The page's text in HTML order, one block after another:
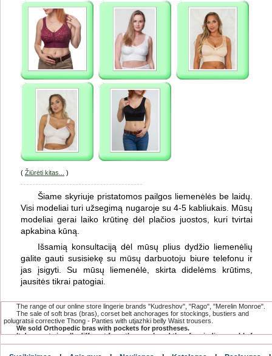
( Žiūrėti kitas... )
Šiame skyriuje pristatomos pailgos liemenėlės be laidų.
Visi modeliai turi užsegimą nugaroje su 4-5 kabliukais. Mūsų
modeliai gerai laiko krūtinę dėl plačios juostos, kuri tvirtai
apkabina kūną.
Išsamią konsultaciją dėl mūsų plius dydžio liemenėlių
galite gauti susisiekę su mūsų darbuotoju biure telefonu ir
jas įsigyti. Su mūsų liemenėlė, skirta didelėms krūtims,
jausitės tikrai patogiai.
The range of our online store lingerie brands "Kudreshov", "Rago", "Merelin Monroe".
The sale of soft bras (bras), corset belt anchorages for stockings, bustiers and
polugratsii corrective Thong - Panties with utjazhki belly Waist trousers.
We sold Orthopedic bras with pockets for prostheses.
It does not visually different from the usual, and therefore indispensable for
women undergoing mastectomy.